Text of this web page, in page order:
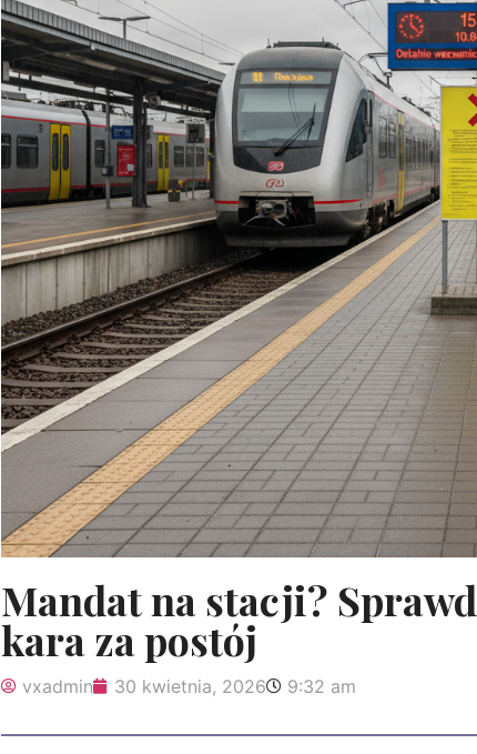
Mandat na stacji?
kara za postój
vxadmin 30 kwietnia, 2026 9:32 am